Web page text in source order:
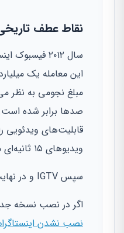
نقاط عطف
سال ۲۰۱۲
این معامله یک
مبلغ نجومی به نظر
صدها برابر شده است.
قابلیت‌های ویدئویی
ویدیوهای ۱۵ ثانیه‌ای معرفی شدند.
سپس IGTV و در نهایت ریلز آمدند.
اگر در نصب نسخه
نصب نشدن